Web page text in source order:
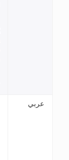
عربي